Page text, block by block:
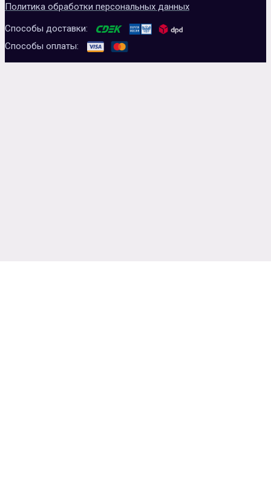
Политика обработки персональных данных
Способы доставки:
Способы оплаты: